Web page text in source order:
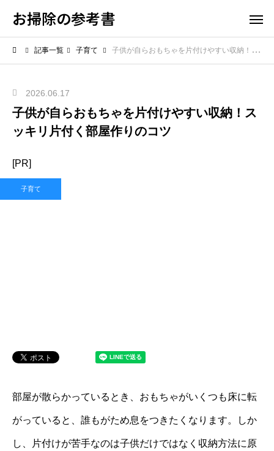
お掃除の参考書
記事一覧 子育て 子供が自らおもちゃを片付けやすい収納！スッキリ片付く部屋作りのコツ
2026.06.17
子供が自らおもちゃを片付けやすい収納！ス
ッキリ片付く部屋作りのコツ
[PR]
子育て
部屋が散らかっているとき、おもちゃがいくつも床に転
がっていると、誰もがため息をつきたくなります。しか
し、片付けが苦手なのは子供だけではなく収納方法に原